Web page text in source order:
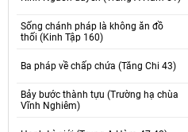
Sống chánh pháp là không ăn đồ
thối (Kinh Tập 160)
Ba pháp về chấp chứa (Tăng Chi 43)
Bảy bước thành tựu (Trường hạ chùa
Vĩnh Nghiêm)